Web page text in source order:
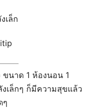
ขนาด 1 ห้องนอน 1
เล็กๆ ก็มีความสุขแล้ว
ๆ